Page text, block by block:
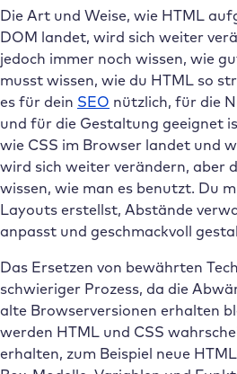
Die Art und Weise, wie HTML
DOM landet, wird sich weiter
jedoch immer noch wissen, wie
musst wissen, wie du HTML so
es für dein SEO nützlich, für die
und für die Gestaltung geeignet
wie CSS im Browser landet und
wird sich weiter verändern, aber
wissen, wie man es benutzt. Du
Layouts erstellst, Abstände
anpasst und geschmackvoll
Das Ersetzen von bewährten
schwieriger Prozess, da die
alte Browserversionen erhalten
werden HTML und CSS
erhalten, zum Beispiel neue